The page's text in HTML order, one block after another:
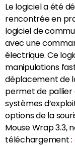
Le logiciel a été
rencontrée en
logiciel de
avec une
électrique. Ce
manipulations
déplacement de
permet de pallier
systèmes
options de la
Mouse Wrap 3.3,
téléchargement :